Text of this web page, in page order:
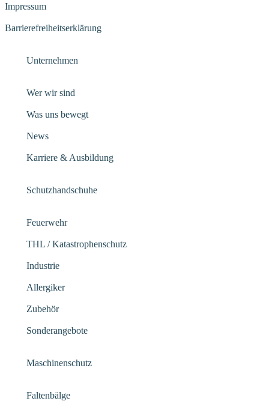
Impressum
Barrierefreiheitserklärung
Unternehmen
Wer wir sind
Was uns bewegt
News
Karriere & Ausbildung
Schutzhandschuhe
Feuerwehr
THL / Katastrophenschutz
Industrie
Allergiker
Zubehör
Sonderangebote
Maschinenschutz
Faltenbälge